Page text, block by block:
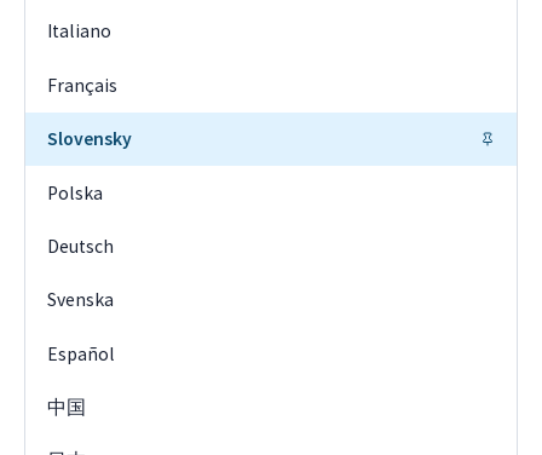
Italiano
Français
Slovensky
Polska
Deutsch
Svenska
Español
中国